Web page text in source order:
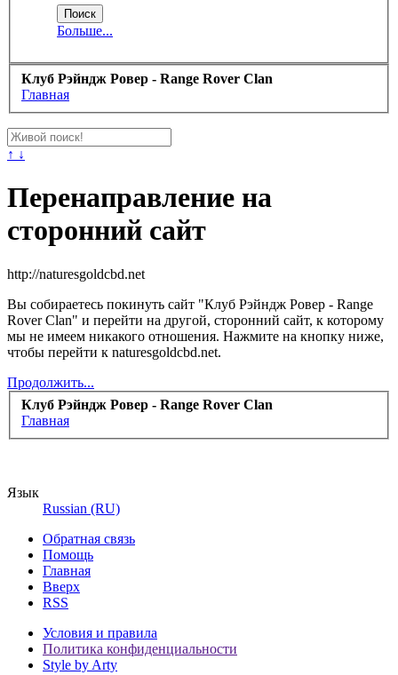
Больше...
Клуб Рэйндж Ровер - Range Rover Clan
Главная
↑ ↓
Перенаправление на
сторонний сайт
http://naturesgoldcbd.net
Вы собираетесь покинуть сайт "Клуб Рэйндж Ровер - Range
Rover Clan" и перейти на другой, сторонний сайт, к которому
мы не имеем никакого отношения. Нажмите на кнопку ниже,
чтобы перейти к naturesgoldcbd.net.
Продолжить...
Клуб Рэйндж Ровер - Range Rover Clan
Главная
Язык
Russian (RU)
Обратная связь
Помощь
Главная
Вверх
RSS
Условия и правила
Политика конфиденциальности
Style by Arty